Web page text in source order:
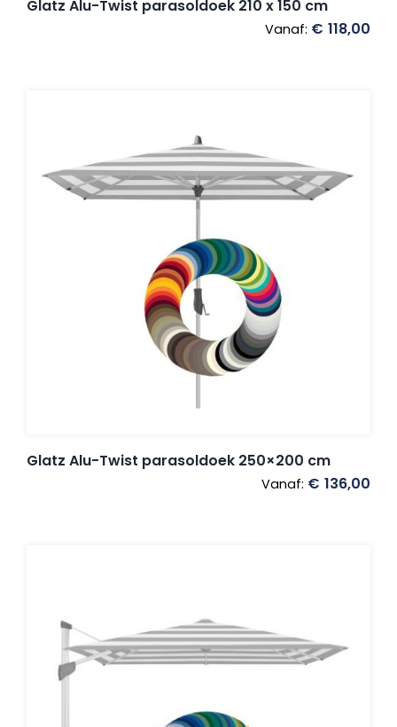
Glatz Alu-Twist parasoldoek 210 x 150 cm
Vanaf: € 118,00
Glatz Alu-Twist parasoldoek 250×200 cm
Vanaf: € 136,00